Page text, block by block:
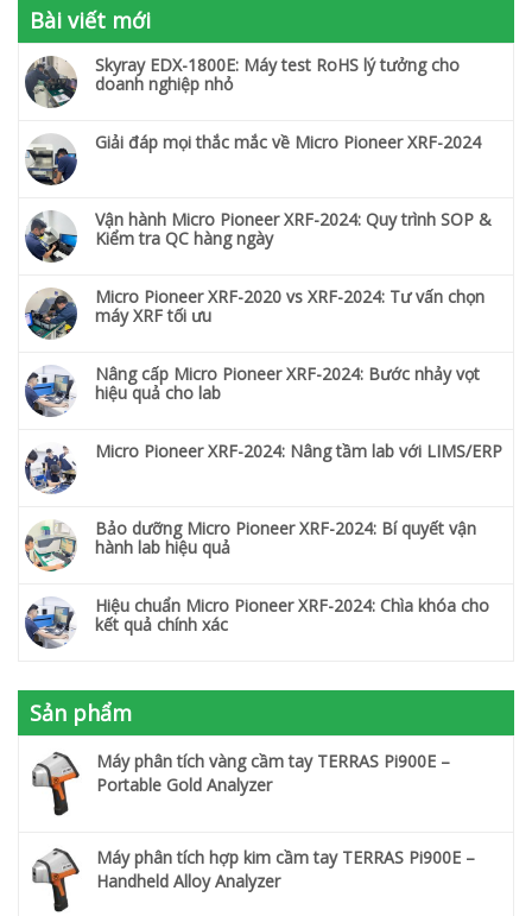
Bài viết mới
Skyray EDX-1800E: Máy test RoHS lý tưởng cho
doanh nghiệp nhỏ
Giải đáp mọi thắc mắc về Micro Pioneer XRF-2024
Vận hành Micro Pioneer XRF-2024: Quy trình SOP &
Kiểm tra QC hàng ngày
Micro Pioneer XRF-2020 vs XRF-2024: Tư vấn chọn
máy XRF tối ưu
Nâng cấp Micro Pioneer XRF-2024: Bước nhảy vọt
hiệu quả cho lab
Micro Pioneer XRF-2024: Nâng tầm lab với LIMS/ERP
Bảo dưỡng Micro Pioneer XRF-2024: Bí quyết vận
hành lab hiệu quả
Hiệu chuẩn Micro Pioneer XRF-2024: Chìa khóa cho
kết quả chính xác
Sản phẩm
Máy phân tích vàng cầm tay TERRAS Pi900E –
Portable Gold Analyzer
Máy phân tích hợp kim cầm tay TERRAS Pi900E –
Handheld Alloy Analyzer